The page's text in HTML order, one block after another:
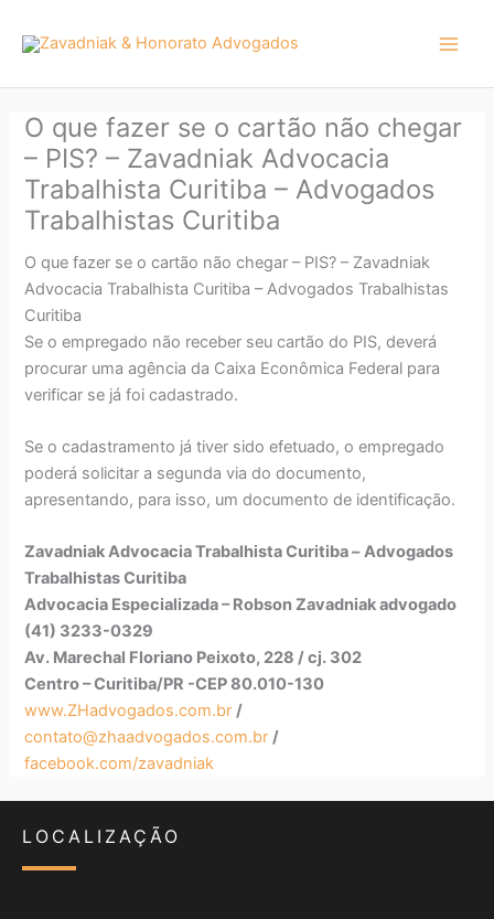
para
conteúdo
O que fazer se o cartão não chegar
– PIS? – Zavadniak Advocacia
Trabalhista Curitiba – Advogados
Trabalhistas Curitiba
O que fazer se o cartão não chegar – PIS? – Zavadniak
Advocacia Trabalhista Curitiba – Advogados Trabalhistas
Curitiba
Se o empregado não receber seu cartão do PIS, deverá
procurar uma agência da Caixa Econômica Federal para
verificar se já foi cadastrado.
Se o cadastramento já tiver sido efetuado, o empregado
poderá solicitar a segunda via do documento,
apresentando, para isso, um documento de identificação.
Zavadniak Advocacia Trabalhista Curitiba – Advogados
Trabalhistas Curitiba
Advocacia Especializada – Robson Zavadniak advogado
(41) 3233-0329
Av. Marechal Floriano Peixoto, 228 / cj. 302
Centro – Curitiba/PR -CEP 80.010-130
www.ZHadvogados.com.br /
contato@zhaadvogados.com.br /
facebook.com/zavadniak
LOCALIZAÇÃO